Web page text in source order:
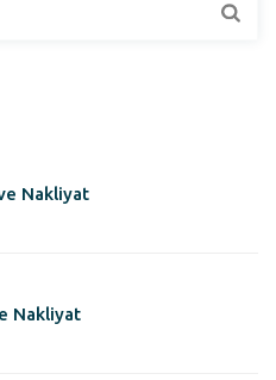
Nakliyat
Nakliyat